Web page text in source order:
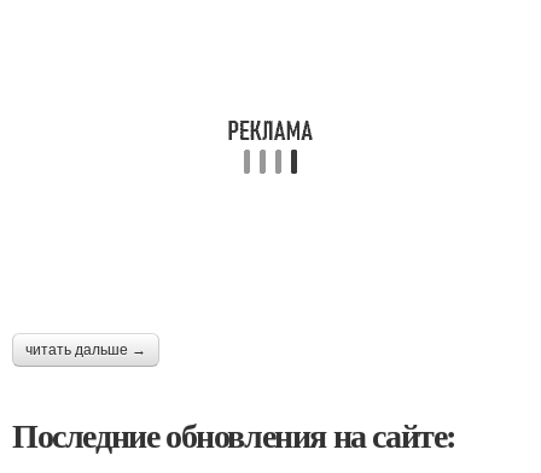
читать дальше →
Последние обновления на сайте: